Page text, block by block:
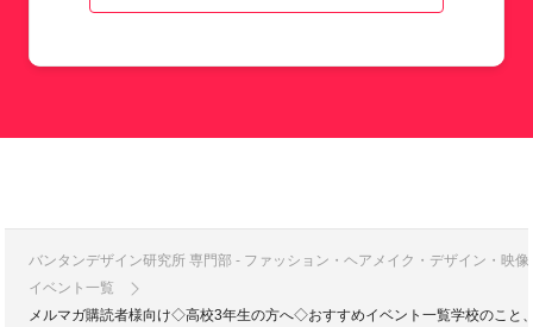
バンタンデザイン研究所 専門部 - ファッション・ヘアメイク・デザイン・映
イベント一覧
メルマガ購読者様向け◇高校3年生の方へ◇おすすめイベント一覧学校のこと